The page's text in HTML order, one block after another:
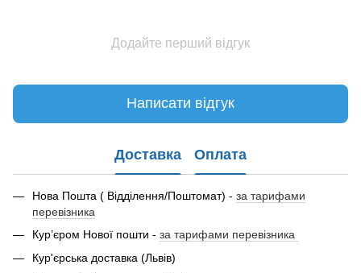
Додайте перший відгук
Написати відгук
Доставка Оплата
Нова Пошта ( Відділення/Поштомат) - за тарифами
перевізника
Кур’єром Нової пошти - за тарифами перевізника
Кур'єрська доставка (Львів)